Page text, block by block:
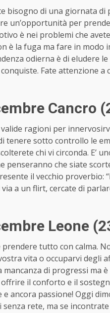
bisogno di una giornata
un’opportunità per
è nei problemi che
è la fuga ma fare in modo
odierna è di eludere
Fate attenzione
Cancro
ragioni per
tenere sotto controllo le
chi vi circonda. E’
penseranno che siate
il vecchio
via a un flirt, cercate di
Leone
prendere tutto con calma.
vita o occuparvi degli
di progressi ma
il conforto e il
e ancora passione! Oggi
senza rete, ma se